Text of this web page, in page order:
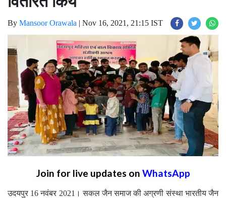
By Mansoor Orawala | Nov 16, 2021, 21:15 IST
Join for live updates on WhatsApp
उदयपुर 16 नवंबर 2021। सकल जैन समाज की अग्रणी संस्था भारतीय जैन